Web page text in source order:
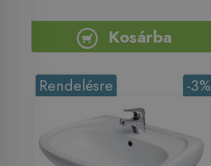
Kosárba
-3%
Rendelésre